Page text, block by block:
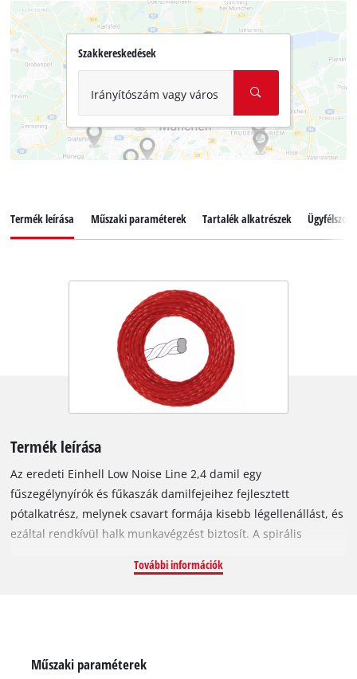
Szakkereskedések
Irányítószám vagy város
Termék leírása Műszaki paraméterek Tartalék alkatrészek
Termék leírása
Az eredeti Einhell Low Noise Line 2,4 damil egy
fűszegélynyírók és fűkaszák damilfejeihez fejlesztett
pótalkatrész, melynek csavart formája kisebb légellenállást, és
ezáltal rendkívül halk munkavégzést biztosít. A spirális
damilon, így az élek tiszta és szép vágásképet biztosítanak. A
További információk
Műszaki paraméterek